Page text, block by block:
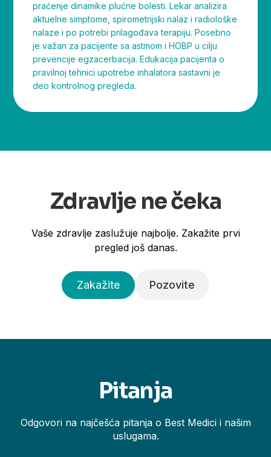
praćenje dinamike plućne bolesti. Lekar analizira
aktuelne simptome, spirometrijski nalaz i radiološke
nalaze i po potrebi prilagođava terapiju. Posebno
je važan za pacijente sa astmom i HOBP u cilju
prevencije egzacerbacija. Edukacija pacijenta o
pravilnoj tehnici upotrebe inhalatora sastavni je
deo kontrolnog pregleda.
Zdravlje ne čeka
Vaše zdravlje zaslužuje najbolje. Zakažite prvi
pregled još danas.
Zakažite Pozovite
Pitanja
Odgovori na najčešća pitanja o Best Medici i našim
uslugama.